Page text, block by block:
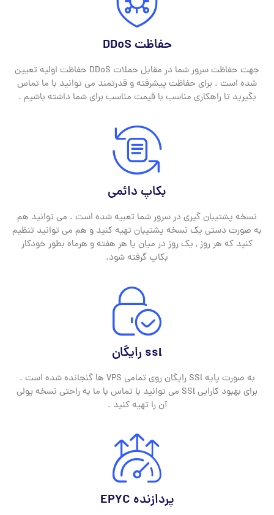
حفاظت DDoS
جهت حفاظت سرور شما در مقابل حملات DDoS حفاظت اولیه تعیین
شده است . برای حفاظت پیشرفته و قدرتمند می توانید با ما تماس
بگیرید تا راهکاری مناسب با قیمت مناسب برای شما داشته باشیم .
بکاپ دائمی
نسخه پشتیبان گیری در سرور شما تعبیه شده است . می توانید هم
به صورت دستی یک نسخه پشتیبان تهیه کنید و هم می توانید تنظیم
کنید که هر روز , یک روز در میان یا هر هفته و هرماه بطور خودکار
بکاپ گرفته شود.
ssl رایگان
به صورت پایه SSl رایگان روی تمامی VPS ها گنجانده شده است .
برای بهبود کارایی SSl می توانید با تماس با ما به راحتی نسخه پولی
آن را تهیه کنید .
پردازنده EPYC